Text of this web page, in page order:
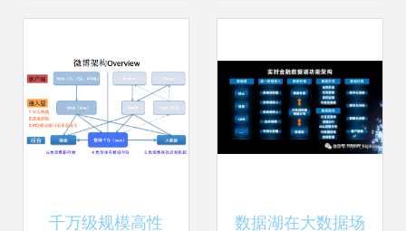
支持服务解析
千万级规模高性 数据湖在大数据场